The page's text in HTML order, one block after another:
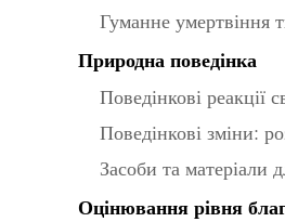
Гуманне умертвіння
Природна поведінка
Поведінкові реакції
Поведінкові зміни:
Засоби та матеріали
Оцінювання рівня